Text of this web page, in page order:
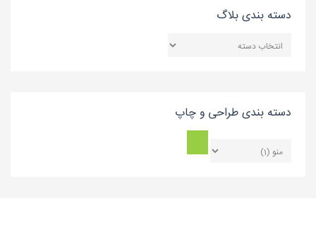
دسته بندی بلاگ
بندی
دسته بندی طراحی و چاپ